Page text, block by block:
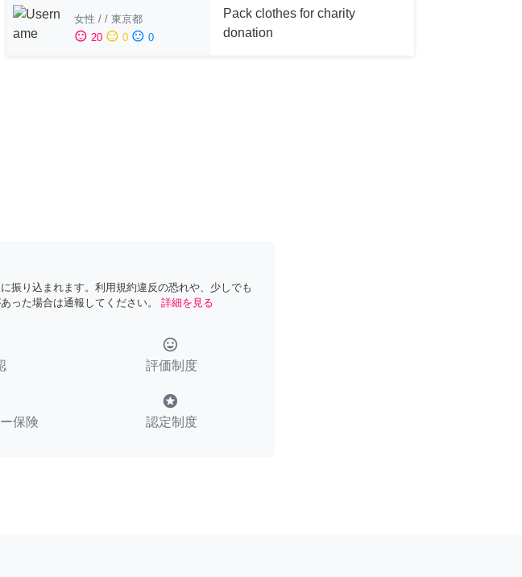
女性 / / 東京都
sentiment_satisfied 20 sentiment_neutral 0 sentiment_dissatisfied 0
Pack clothes for charity
donation
振り込まれます。利用規約違反の恐れや、少しでも
った場合は通報してください。
詳細を見る
tag_faces
評価制度
保険
stars
認定制度